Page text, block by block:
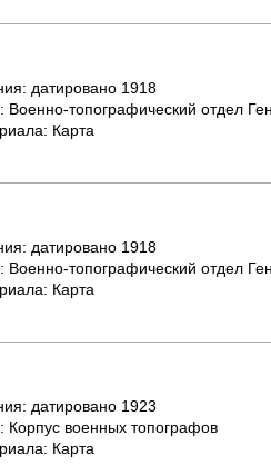
датировано 1918
Военно-топографический отдел
Карта
датировано 1918
Военно-топографический отдел
Карта
датировано 1923
Корпус военных топографов
Карта